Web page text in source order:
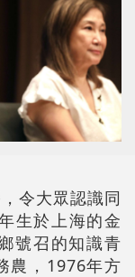
令大眾認識同
生於上海的金
號召的知識青
農，1976年方